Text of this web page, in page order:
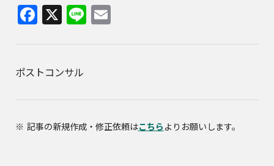
Facebook
X Line
ポストコンサル
記事の新規作成・修正依頼はこちら よりお願いします。